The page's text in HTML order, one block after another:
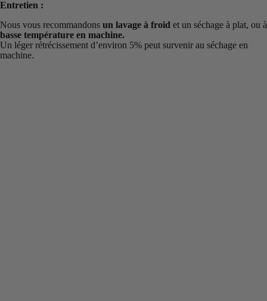
Entretien :
Nous vous recommandons un lavage à froid et un séchage à plat, ou à
basse température en machine.
Un léger rétrécissement d’environ 5% peut survenir au séchage en
machine.